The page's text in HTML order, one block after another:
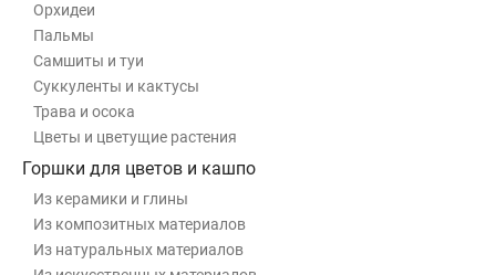
Орхидеи
Пальмы
Самшиты и туи
Суккуленты и кактусы
Трава и осока
Цветы и цветущие растения
Горшки для цветов и кашпо
Из керамики и глины
Из композитных материалов
Из натуральных материалов